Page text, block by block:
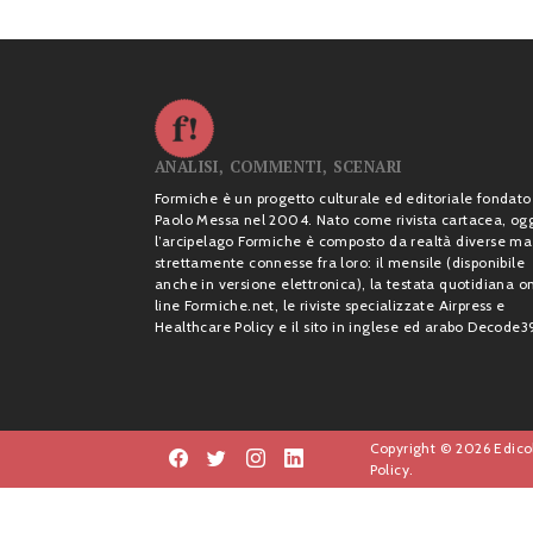
ANALISI, COMMENTI, SCENARI
Formiche è un progetto culturale ed editoriale fondato
Paolo Messa nel 2004. Nato come rivista cartacea,
l’arcipelago Formiche è composto da realtà diverse ma
strettamente connesse fra loro: il mensile (disponibile
anche in versione elettronica), la testata quotidiana
line Formiche.net, le riviste specializzate Airpress e
Healthcare Policy e il sito in inglese ed arabo
Copyright © 2026
Policy.